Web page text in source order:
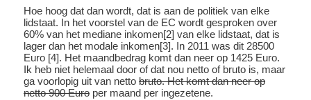
Hoe hoog dat dan wordt, dat is aan de politiek van elke
lidstaat. In het voorstel van de EC wordt gesproken over
60% van het mediane inkomen[2] van elke lidstaat, dat is
lager dan het modale inkomen[3]. In 2011 was dit 28500
Euro [4]. Het maandbedrag komt dan neer op 1425 Euro.
Ik heb niet helemaal door of dat nou netto of bruto is, maar
ga voorlopig uit van nettobruto. Het komt dan neer op
netto 900 Euro per maand per ingezetene.